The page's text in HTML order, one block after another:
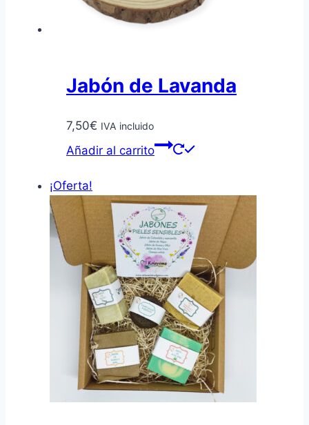
Jabón de Lavanda
7,50€ IVA incluido
Añadir al carrito
¡Oferta!